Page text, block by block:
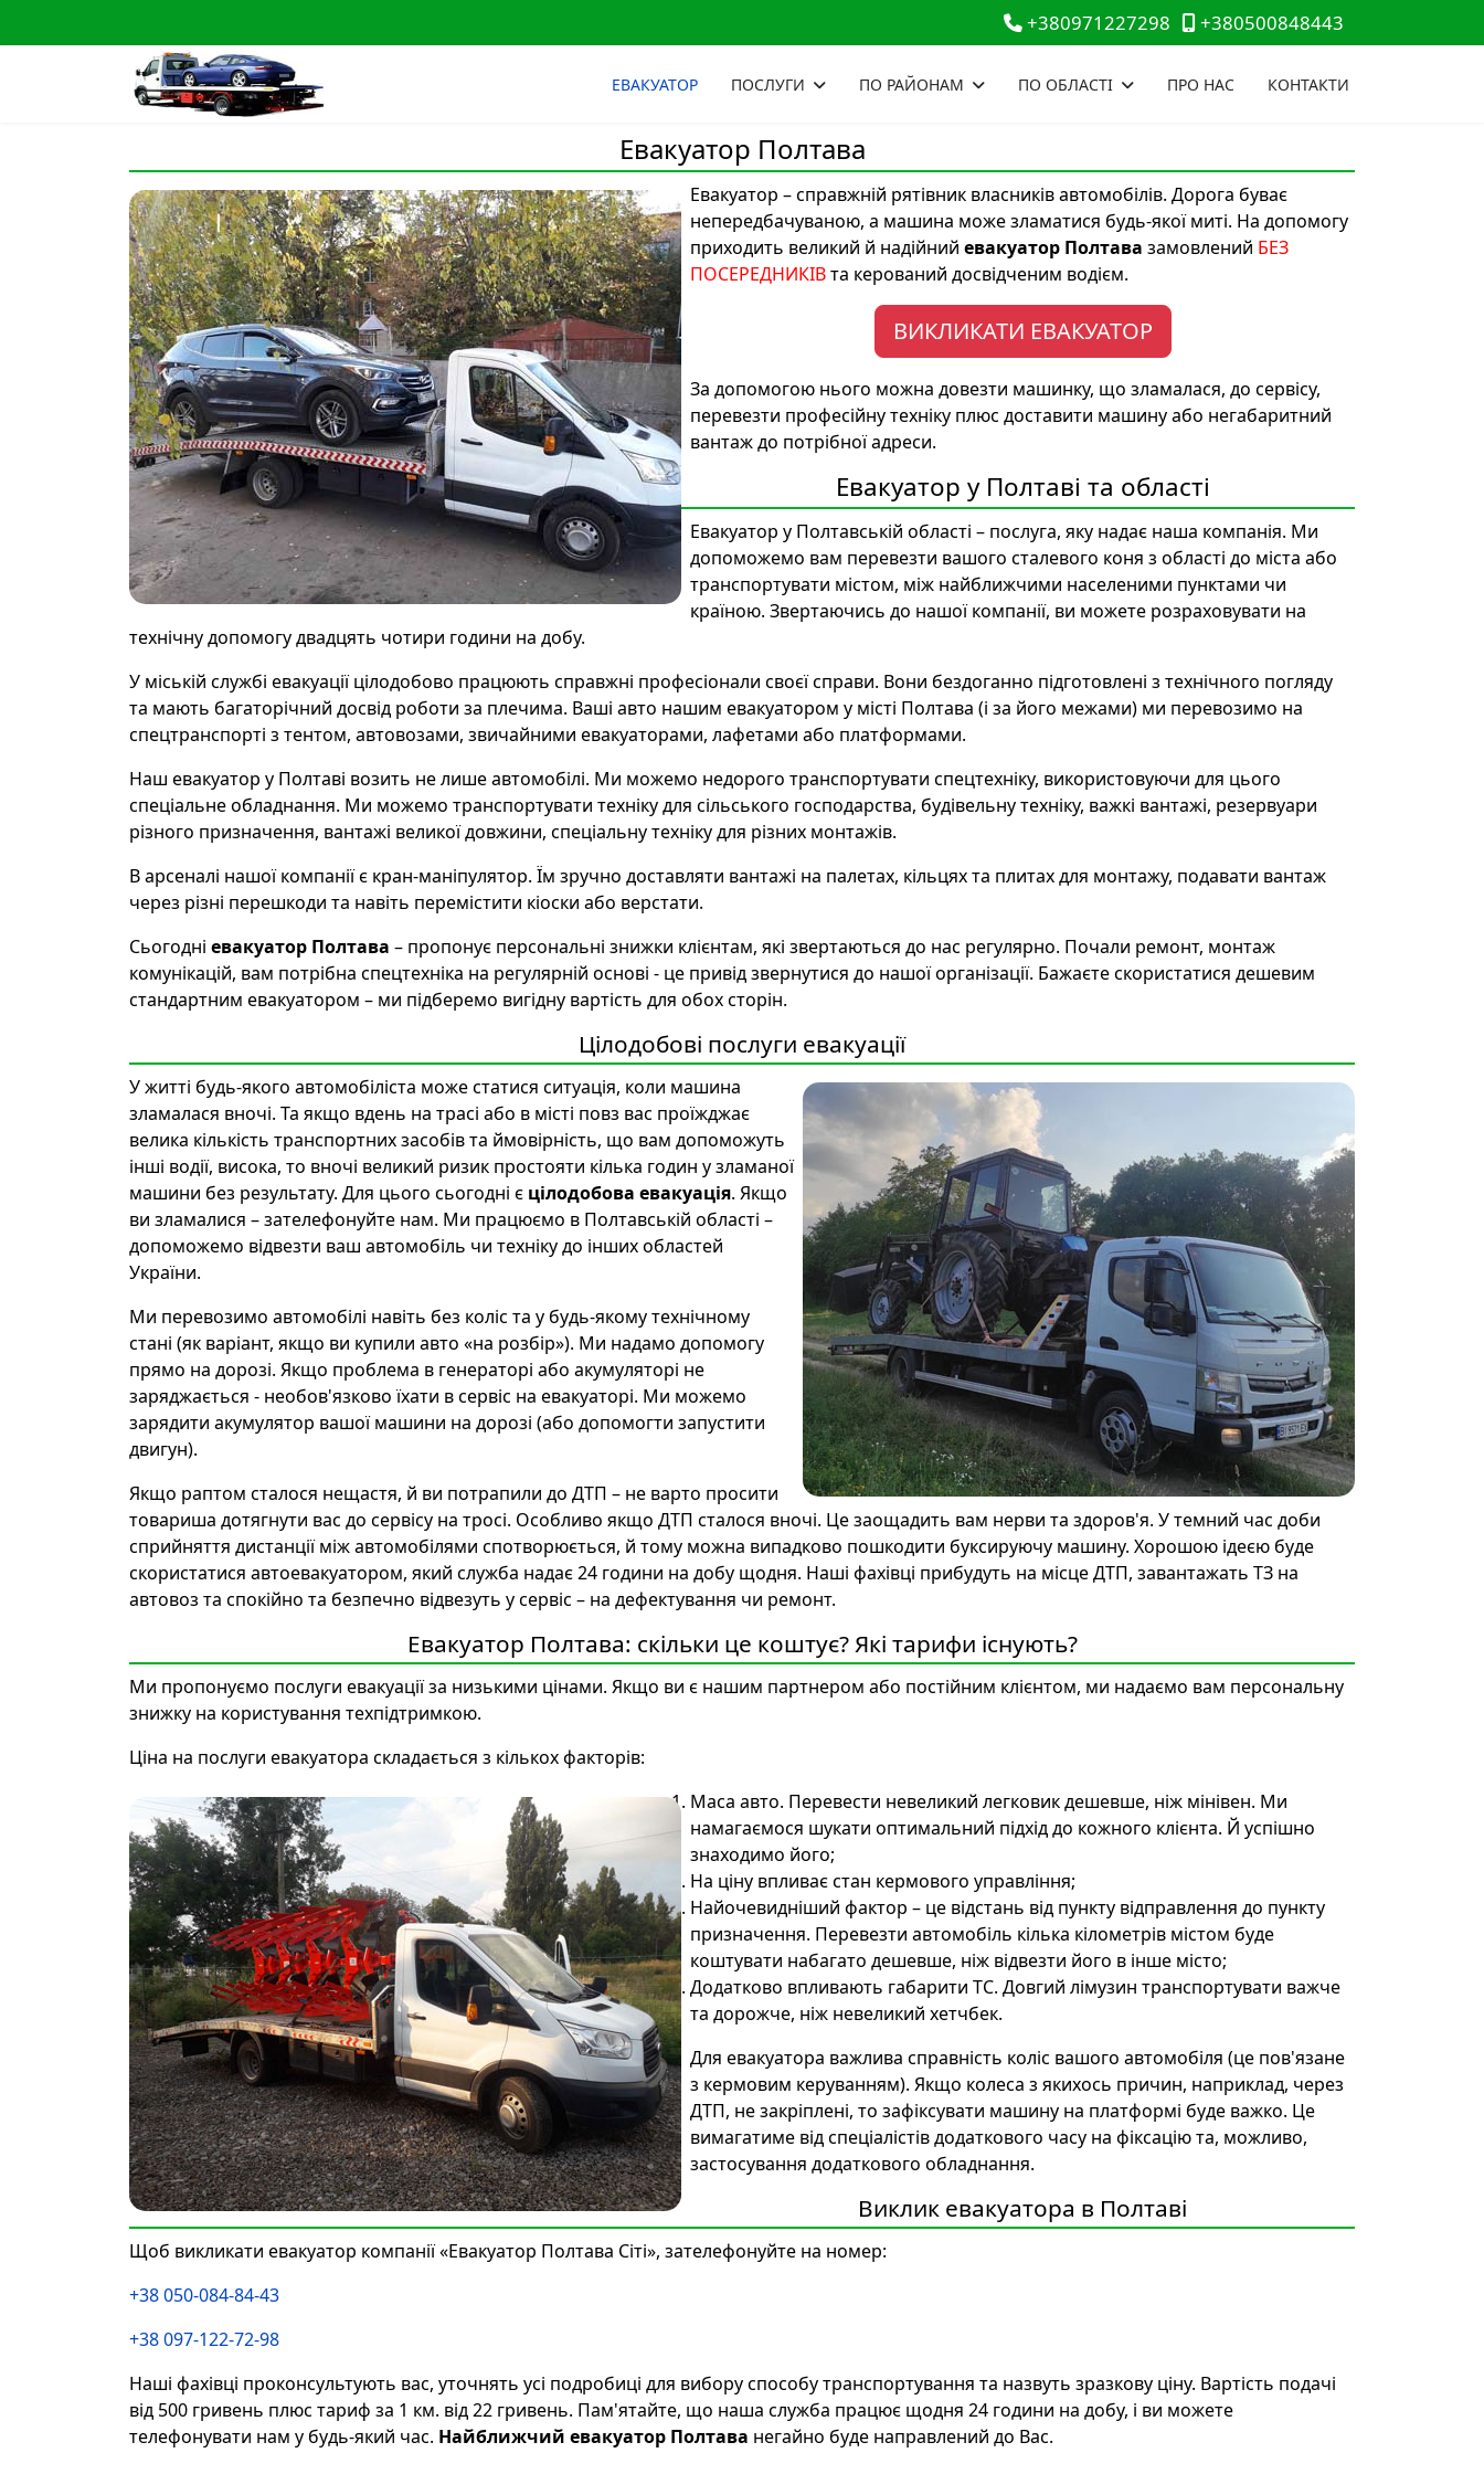
+380971227298 +380500848443
ЕВАКУАТОР ПОСЛУГИ ПО РАЙОНАМ ПО ОБЛАСТІ ПРО НАС КОНТАКТИ
Евакуатор Полтава
Евакуатор – справжній рятівник власників автомобілів. Дорога буває
непередбачуваною, а машина може зламатися будь-якої миті. На допомогу
приходить великий й надійний евакуатор Полтава замовлений БЕЗ
ПОСЕРЕДНИКІВта керований досвідченим водієм.
ВИКЛИКАТИ ЕВАКУАТОР
За допомогою нього можна довезти машинку, що зламалася, до сервісу,
перевезти професійну техніку плюс доставити машину або негабаритний
вантаж до потрібної адреси.
Евакуатор у Полтаві та області
Евакуатор у Полтавській області – послуга, яку надає наша компанія. Ми
допоможемо вам перевезти вашого сталевого коня з області до міста або
транспортувати містом, між найближчими населеними пунктами чи
країною. Звертаючись до нашої компанії, ви можете розраховувати на
технічну допомогу двадцять чотири години на добу.
У міській службі евакуації цілодобово працюють справжні професіонали своєї справи. Вони бездоганно підготовлені з технічного погляду
та мають багаторічний досвід роботи за плечима. Ваші авто нашим евакуатором у місті Полтава (і за його межами) ми перевозимо на
спецтранспорті з тентом, автовозами, звичайними евакуаторами, лафетами або платформами.
Наш евакуатор у Полтаві возить не лише автомобілі. Ми можемо недорого транспортувати спецтехніку, використовуючи для цього
спеціальне обладнання. Ми можемо транспортувати техніку для сільського господарства, будівельну техніку, важкі вантажі, резервуари
різного призначення, вантажі великої довжини, спеціальну техніку для різних монтажів.
В арсеналі нашої компанії є кран-маніпулятор. Їм зручно доставляти вантажі на палетах, кільцях та плитах для монтажу, подавати вантаж
через різні перешкоди та навіть перемістити кіоски або верстати.
Сьогодні евакуатор Полтава – пропонує персональні знижки клієнтам, які звертаються до нас регулярно. Почали ремонт, монтаж
комунікацій, вам потрібна спецтехніка на регулярній основі - це привід звернутися до нашої організації. Бажаєте скористатися дешевим
стандартним евакуатором – ми підберемо вигідну вартість для обох сторін.
Цілодобові послуги евакуації
У житті будь-якого автомобіліста може статися ситуація, коли машина
зламалася вночі. Та якщо вдень на трасі або в місті повз вас проїжджає
велика кількість транспортних засобів та ймовірність, що вам допоможуть
інші водії, висока, то вночі великий ризик простояти кілька годин у зламаної
машини без результату. Для цього сьогодні є цілодобова евакуація. Якщо
ви зламалися – зателефонуйте нам. Ми працюємо в Полтавській області –
допоможемо відвезти ваш автомобіль чи техніку до інших областей
України.
Ми перевозимо автомобілі навіть без коліс та у будь-якому технічному
стані (як варіант, якщо ви купили авто «на розбір»). Ми надамо допомогу
прямо на дорозі. Якщо проблема в генераторі або акумуляторі не
заряджається - необов'язково їхати в сервіс на евакуаторі. Ми можемо
зарядити акумулятор вашої машини на дорозі (або допомогти запустити
двигун).
Якщо раптом сталося нещастя, й ви потрапили до ДТП – не варто просити
товариша дотягнути вас до сервісу на тросі. Особливо якщо ДТП сталося вночі. Це заощадить вам нерви та здоров'я. У темний час доби
сприйняття дистанції між автомобілями спотворюється, й тому можна випадково пошкодити буксируючу машину. Хорошою ідеєю буде
скористатися автоевакуатором, який служба надає 24 години на добу щодня. Наші фахівці прибудуть на місце ДТП, завантажать ТЗ на
автовоз та спокійно та безпечно відвезуть у сервіс – на дефектування чи ремонт.
Евакуатор Полтава: скільки це коштує? Які тарифи існують?
Ми пропонуємо послуги евакуації за низькими цінами. Якщо ви є нашим партнером або постійним клієнтом, ми надаємо вам персональну
знижку на користування техпідтримкою.
Ціна на послуги евакуатора складається з кількох факторів:
Маса авто. Перевести невеликий легковик дешевше, ніж мінівен. Ми
намагаємося шукати оптимальний підхід до кожного клієнта. Й успішно
знаходимо його;
На ціну впливає стан кермового управління;
Найочевидніший фактор – це відстань від пункту відправлення до пункту
призначення. Перевезти автомобіль кілька кілометрів містом буде
коштувати набагато дешевше, ніж відвезти його в інше місто;
Додатково впливають габарити ТС. Довгий лімузин транспортувати важче
та дорожче, ніж невеликий хетчбек.
Для евакуатора важлива справність коліс вашого автомобіля (це пов'язане
з кермовим керуванням). Якщо колеса з якихось причин, наприклад, через
ДТП, не закріплені, то зафіксувати машину на платформі буде важко. Це
вимагатиме від спеціалістів додаткового часу на фіксацію та, можливо,
застосування додаткового обладнання.
Виклик евакуатора в Полтаві
Щоб викликати евакуатор компанії «Евакуатор Полтава Сіті», зателефонуйте на номер:
+38 050-084-84-43
+38 097-122-72-98
Наші фахівці проконсультують вас, уточнять усі подробиці для вибору способу транспортування та назвуть зразкову ціну. Вартість подачі
від 500 гривень плюс тариф за 1 км. від 22 гривень. Пам'ятайте, що наша служба працює щодня 24 години на добу, і ви можете
телефонувати нам у будь-який час. Найближчий евакуатор Полтава негайно буде направлений до Вас.